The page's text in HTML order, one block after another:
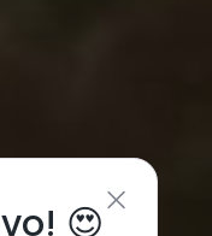
😍